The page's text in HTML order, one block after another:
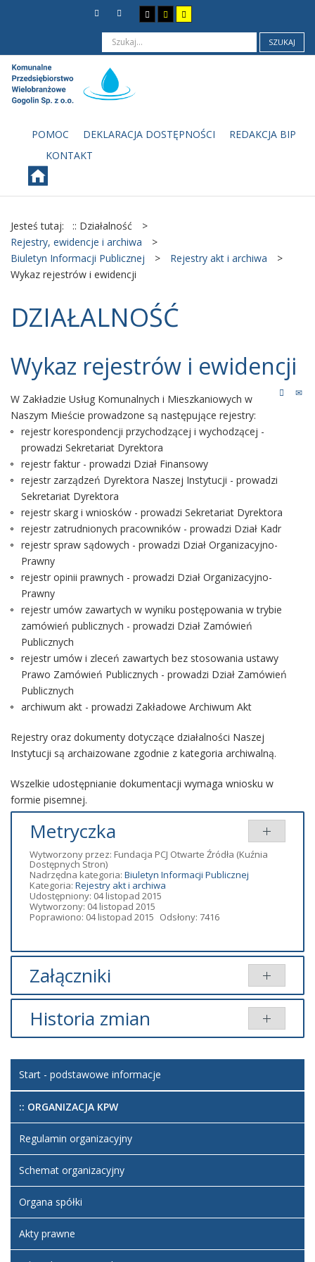
SZUKAJ
POMOC DEKLARACJA DOSTĘPNOŚCI
REDAKCJA BIP
KONTAKT
Jesteś tutaj: :: Działalność
>
Rejestry, ewidencje i archiwa
>
Biuletyn Informacji Publicznej
> Rejestry akt i archiwa
>
Wykaz rejestrów i ewidencji
DZIAŁALNOŚĆ
Wykaz rejestrów i ewidencji
W Zakładzie Usług Komunalnych i Mieszkaniowych w
Naszym Mieście prowadzone są następujące rejestry:
rejestr korespondencji przychodzącej i wychodzącej -
prowadzi Sekretariat Dyrektora
rejestr faktur - prowadzi Dział Finansowy
rejestr zarządzeń Dyrektora Naszej Instytucji - prowadzi
Sekretariat Dyrektora
rejestr skarg i wniosków - prowadzi Sekretariat Dyrektora
rejestr zatrudnionych pracowników - prowadzi Dział Kadr
rejestr spraw sądowych - prowadzi Dział Organizacyjno-
Prawny
rejestr opinii prawnych - prowadzi Dział Organizacyjno-
Prawny
rejestr umów zawartych w wyniku postępowania w trybie
zamówień publicznych - prowadzi Dział Zamówień
Publicznych
rejestr umów i zleceń zawartych bez stosowania ustawy
Prawo Zamówień Publicznych - prowadzi Dział Zamówień
Publicznych
archiwum akt - prowadzi Zakładowe Archiwum Akt
Rejestry oraz dokumenty dotyczące działalności Naszej
Instytucji są archaizowane zgodnie z kategoria archiwalną.
Wszelkie udostępnianie dokumentacji wymaga wniosku w
formie pisemnej.
Metryczka
Wytworzony przez: Fundacja PCJ Otwarte Źródła (Kuźnia
Dostępnych Stron)
Nadrzędna kategoria: Biuletyn Informacji Publicznej
Kategoria: Rejestry akt i archiwa
Udostępniony: 04 listopad 2015
Wytworzony: 04 listopad 2015
Poprawiono: 04 listopad 2015 Odsłony: 7416
Załączniki
Brak załączników.
Historia zmian
Start - podstawowe informacje
:: ORGANIZACJA KPW
Regulamin organizacyjny
Schemat organizacyjny
Organa spółki
Akty prawne